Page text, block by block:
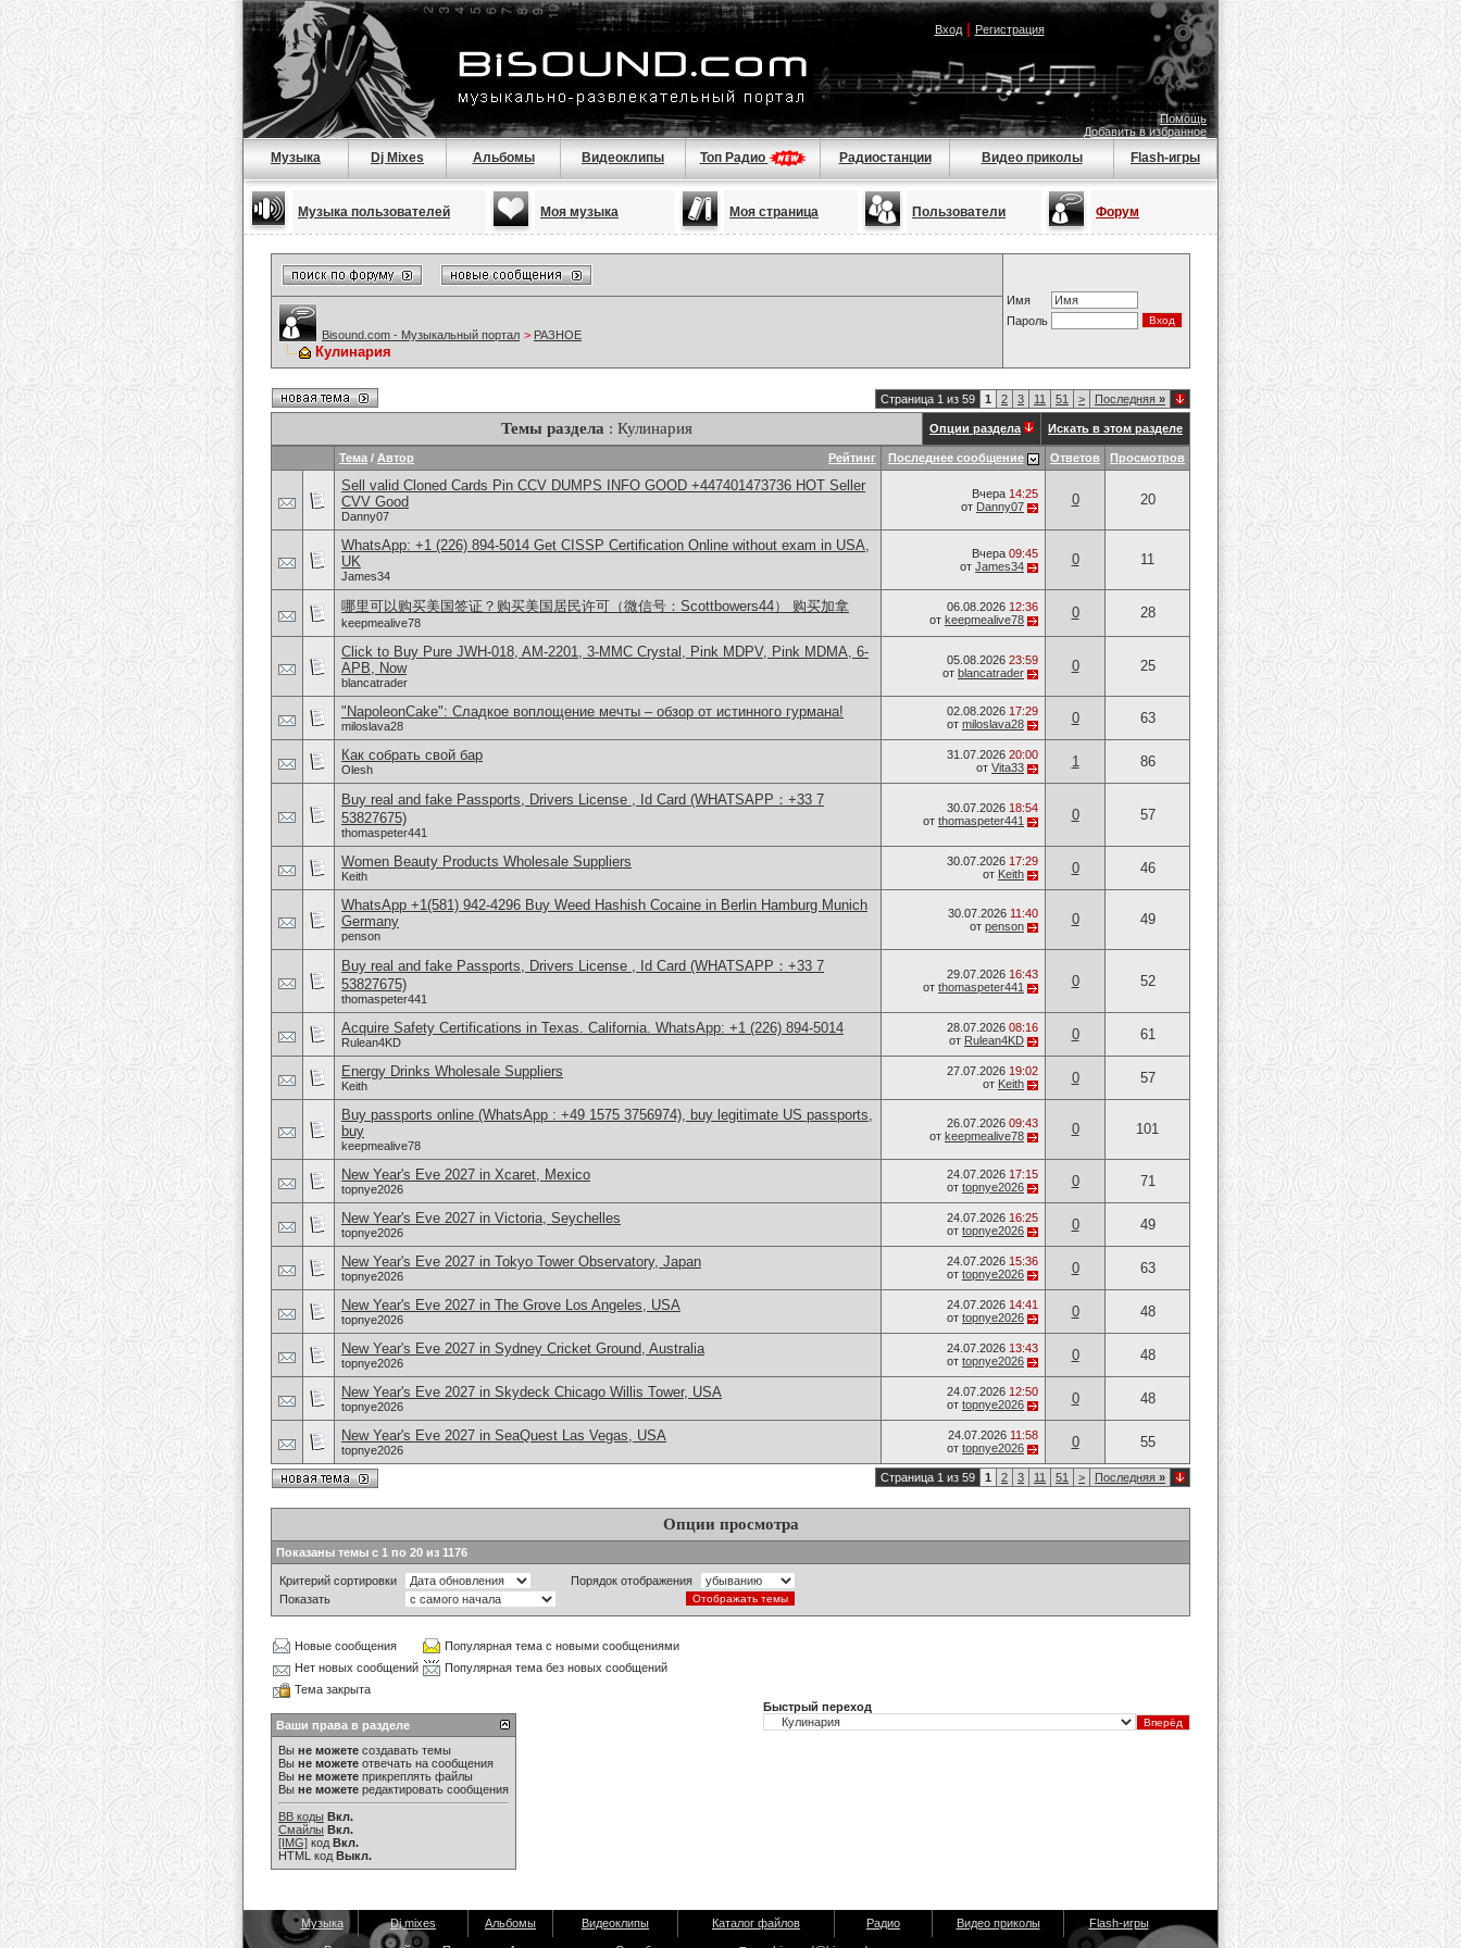
Вход| Регистрация
Помощь
Добавить в избранное
Музыка Dj Mixes Альбомы Видеоклипы Топ Радио Радиостанции Видео приколы Flash-игры
Музыка пользователей Моя музыка Моя страница Пользователи Форум
Имя
Пароль
Bisound.com - Музыкальный портал > РАЗНОЕ
Кулинария
Страница 1 из 59 1 2 3 11 51 > Последняя »
Темы раздела : Кулинария Опции раздела Искать в этом разделе
Рейтинг
Тема / Автор Последнее сообщение Ответов Просмотров
Sell valid Cloned Cards Pin CCV DUMPS INFO GOOD +447401473736 HOT Seller
CVV Good
Danny07
Вчера 14:25
от Danny07 0 20
WhatsApp: +1 (226) 894-5014​ Get CISSP Certification Online without exam in USA,
UK
James34
Вчера 09:45
от James34 0 11
哪里可以购买美国签证？购买美国居民许可（微信号：Scottbowers44） 购买加拿
keepmealive78
06.08.2026 12:36
от keepmealive78 0 28
Click to Buy Pure JWH-018, AM-2201, 3-MMC Crystal, Pink MDPV, Pink MDMA, 6-
APB, Now
blancatrader
05.08.2026 23:59
от blancatrader 0 25
"NapoleonCake": Сладкое воплощение мечты – обзор от истинного гурмана!
miloslava28
02.08.2026 17:29
от miloslava28 0 63
Как собрать свой бар
Olesh
31.07.2026 20:00
от Vita33 1 86
Buy real and fake Passports, Drivers License , Id Card (WHATSAPP：+33 7
53827675)
thomaspeter441
30.07.2026 18:54
от thomaspeter441 0 57
Women Beauty Products Wholesale Suppliers
Keith
30.07.2026 17:29
от Keith 0 46
WhatsApp +1(581) 942-4296 Buy Weed Hashish Cocaine in Berlin Hamburg Munich
Germany
penson
30.07.2026 11:40
от penson 0 49
Buy real and fake Passports, Drivers License , Id Card (WHATSAPP：+33 7
53827675)
thomaspeter441
29.07.2026 16:43
от thomaspeter441 0 52
Acquire Safety Certifications in Texas. California. WhatsApp: +1 (226) 894-5014
Rulean4KD
28.07.2026 08:16
от Rulean4KD 0 61
Energy Drinks Wholesale Suppliers
Keith
27.07.2026 19:02
от Keith 0 57
Buy passports online (WhatsApp : +49 1575 3756974), buy legitimate US passports,
buy
keepmealive78
26.07.2026 09:43
от keepmealive78 0 101
New Year's Eve 2027 in Xcaret, Mexico
topnye2026
24.07.2026 17:15
от topnye2026 0 71
New Year's Eve 2027 in Victoria, Seychelles
topnye2026
24.07.2026 16:25
от topnye2026 0 49
New Year's Eve 2027 in Tokyo Tower Observatory, Japan
topnye2026
24.07.2026 15:36
от topnye2026 0 63
New Year's Eve 2027 in The Grove Los Angeles, USA
topnye2026
24.07.2026 14:41
от topnye2026 0 48
New Year's Eve 2027 in Sydney Cricket Ground, Australia
topnye2026
24.07.2026 13:43
от topnye2026 0 48
New Year's Eve 2027 in Skydeck Chicago Willis Tower, USA
topnye2026
24.07.2026 12:50
от topnye2026 0 48
New Year's Eve 2027 in SeaQuest Las Vegas, USA
topnye2026
24.07.2026 11:58
от topnye2026 0 55
Страница 1 из 59 1 2 3 11 51 > Последняя »
Опции просмотра
Показаны темы с 1 по 20 из 1176
Критерий сортировки
Порядок отображения
Показать
Новые сообщения
Популярная тема с новыми сообщениями
Нет новых сообщений
Популярная тема без новых сообщений
Тема закрыта
Ваши права в разделе
Вы не можете создавать темы
Вы не можете отвечать на сообщения
Вы не можете прикреплять файлы
Вы не можете редактировать сообщения
BB коды Вкл.
Смайлы Вкл.
[IMG] код Вкл.
HTML код Выкл.
Быстрый переход
Музыка Dj mixes Альбомы Видеоклипы Каталог файлов Радио Видео приколы Flash-игры